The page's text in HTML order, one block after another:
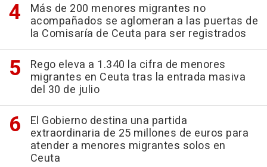
Más de 200 menores migrantes no
acompañados se aglomeran a las puertas de
la Comisaría de Ceuta para ser registrados
Rego eleva a 1.340 la cifra de menores
migrantes en Ceuta tras la entrada masiva
del 30 de julio
El Gobierno destina una partida
extraordinaria de 25 millones de euros para
atender a menores migrantes solos en
Ceuta